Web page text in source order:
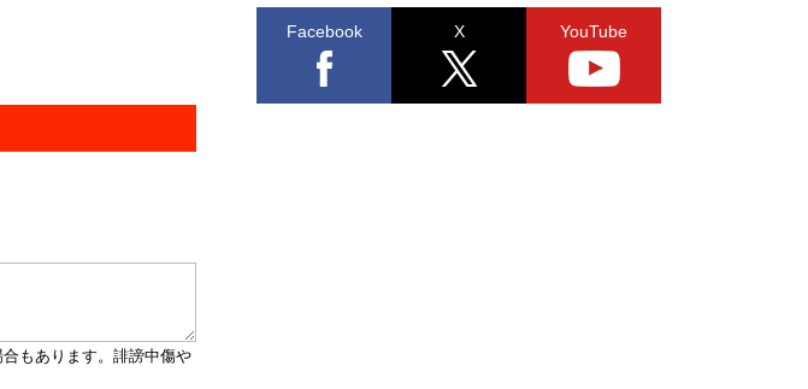
Facebook X YouTube